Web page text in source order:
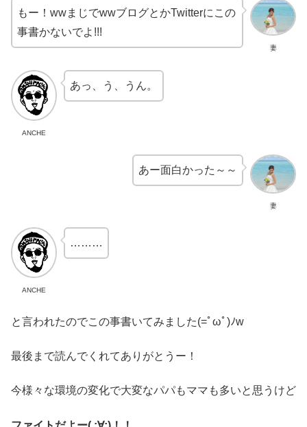
妻
もー！wwまじでwwブログとかTwitterにこの
事書かないでよ!!!
ANCHE
あっ、う、うん。
妻
あー面白かった～～
ANCHE
………
と言われたのでこの事書いてみました(=ﾟωﾟ)ﾉw
最後まで読んでくれてありがとうー！
今様々な環境の変化で大変なパパもママも多いと思うけど